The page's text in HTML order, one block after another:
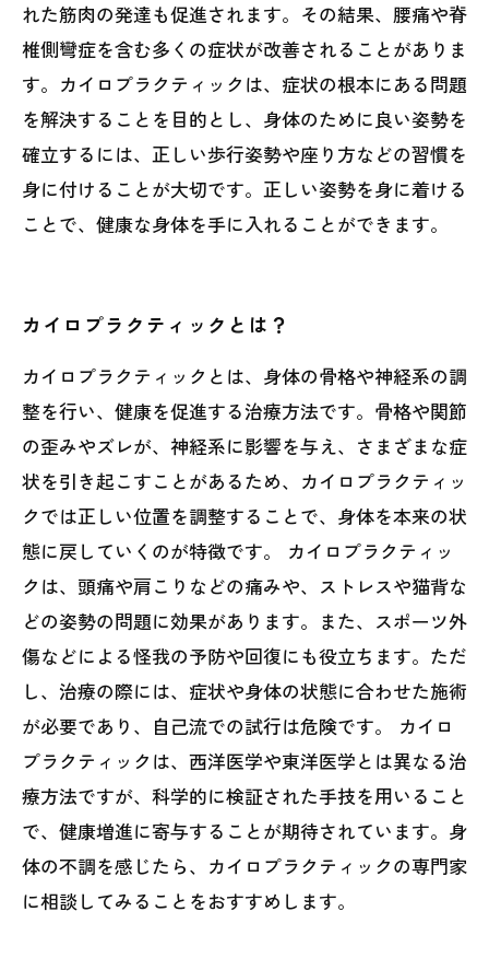
れた筋肉の発達も促進されます。その結果、腰痛や脊
椎側彎症を含む多くの症状が改善されることがありま
す。カイロプラクティックは、症状の根本にある問題
を解決することを目的とし、身体のために良い姿勢を
確立するには、正しい歩行姿勢や座り方などの習慣を
身に付けることが大切です。正しい姿勢を身に着ける
ことで、健康な身体を手に入れることができます。
カイロプラクティックとは？
カイロプラクティックとは、身体の骨格や神経系の調
整を行い、健康を促進する治療方法です。骨格や関節
の歪みやズレが、神経系に影響を与え、さまざまな症
状を引き起こすことがあるため、カイロプラクティッ
クでは正しい位置を調整することで、身体を本来の状
態に戻していくのが特徴です。 カイロプラクティッ
クは、頭痛や肩こりなどの痛みや、ストレスや猫背な
どの姿勢の問題に効果があります。また、スポーツ外
傷などによる怪我の予防や回復にも役立ちます。ただ
し、治療の際には、症状や身体の状態に合わせた施術
が必要であり、自己流での試行は危険です。 カイロ
プラクティックは、西洋医学や東洋医学とは異なる治
療方法ですが、科学的に検証された手技を用いること
で、健康増進に寄与することが期待されています。身
体の不調を感じたら、カイロプラクティックの専門家
に相談してみることをおすすめします。